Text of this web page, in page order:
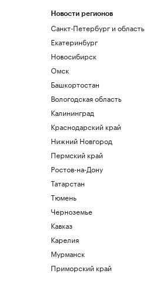
с двумя членами
в
Московскую
опасность
в прокате
планируют
Новости регионов
Санкт-Петербург и область
Екатеринбург
Новосибирск
Омск
Башкортостан
Вологодская область
Калининград
Краснодарский край
Нижний Новгород
Пермский край
Ростов-на-Дону
Татарстан
Тюмень
Черноземье
Кавказ
Карелия
Мурманск
Приморский край